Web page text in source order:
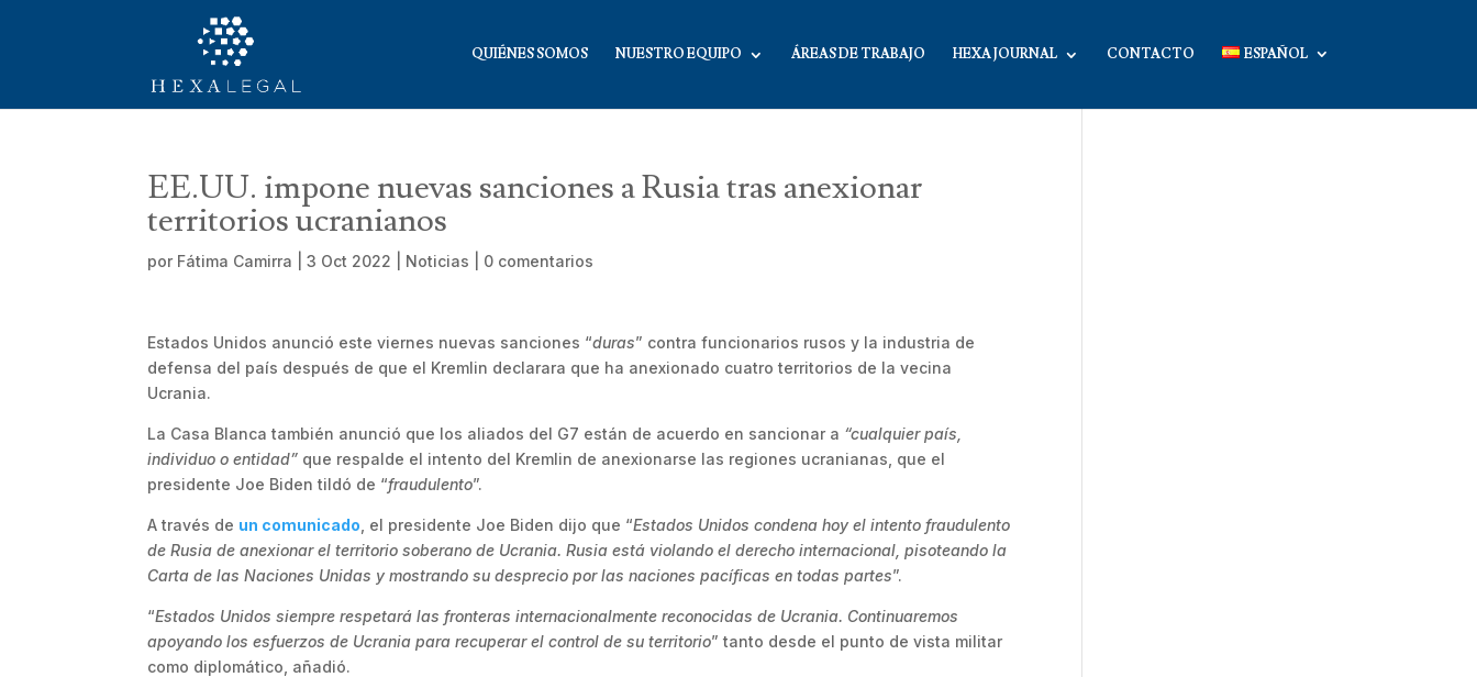
QUIÉNES SOMOS NUESTRO EQUIPO ÁREAS DE TRABAJO HEXA JOURNAL CONTACTO ESPAÑOL
EE.UU. impone nuevas sanciones a Rusia tras anexionar
territorios ucranianos
por Fátima Camirra |3 Oct 2022 Noticias 0 comentarios
Estados Unidos anunció este viernes nuevas sanciones “duras” contra funcionarios rusos y la industria de
defensa del país después de que el Kremlin declarara que ha anexionado cuatro territorios de la vecina
Ucrania.
La Casa Blanca también anunció que los aliados del G7 están de acuerdo en sancionar a “cualquier país,
individuo o entidad” que respalde el intento del Kremlin de anexionarse las regiones ucranianas, que el
presidente Joe Biden tildó de “fraudulento”.
A través de un comunicado , el presidente Joe Biden dijo que “Estados Unidos condena hoy el intento fraudulento
de Rusia de anexionar el territorio soberano de Ucrania. Rusia está violando el derecho internacional, pisoteando la
Carta de las Naciones Unidas y mostrando su desprecio por las naciones pacíficas en todas partes”.
“Estados Unidos siempre respetará las fronteras internacionalmente reconocidas de Ucrania. Continuaremos
apoyando los esfuerzos de Ucrania para recuperar el control de su territorio” tanto desde el punto de vista militar
como diplomático, añadió.